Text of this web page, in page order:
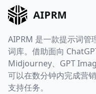
AIPRM
AIPRM 是一款提示词管
词库。借助面向
Midjourney、GPT
可以在数分钟内完成营
支持任务。